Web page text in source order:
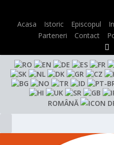
Acasa Istoric Episcopul
Parteneri
Contact
ROMÂNĂ